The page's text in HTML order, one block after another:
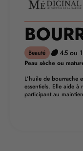
Beauté 45 ou
Peau sèche ou
L’huile de bourrache
essentiels. Elle aide à
participant au